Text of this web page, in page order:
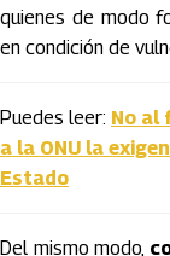
quienes de modo
en condición de
Puedes leer: No al
a la ONU la
Estado
Del mismo modo,